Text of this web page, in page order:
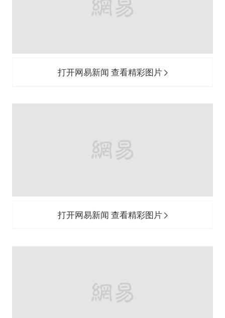
打开网易新闻 查看精彩图片
打开网易新闻 查看精彩图片